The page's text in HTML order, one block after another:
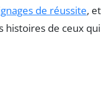
de réussite, et
histoires de ceux qui